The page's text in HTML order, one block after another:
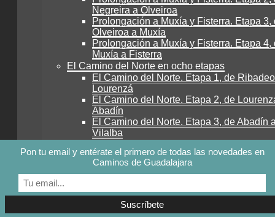
Negreira a Olveiroa
Prolongación a Muxía y Fisterra. Etapa 3,
Olveiroa a Muxía
Prolongación a Muxía y Fisterra. Etapa 4,
Muxía a Fisterra
El Camino del Norte en ocho etapas
El Camino del Norte. Etapa 1, de
Lourenzá
El Camino del Norte. Etapa 2, de
Abadín
El Camino del Norte. Etapa 3, de Abadín
Vilalba
Baamonde
El Camino del Norte. Etapa 5, de
Sobrado dos Monxes
Monxes a Arzúa
El Camino del Norte. Etapa 7, de Arzúa a
Pon tu email y entérate el primero de todas las novedades en
Caminos de Guadalajara